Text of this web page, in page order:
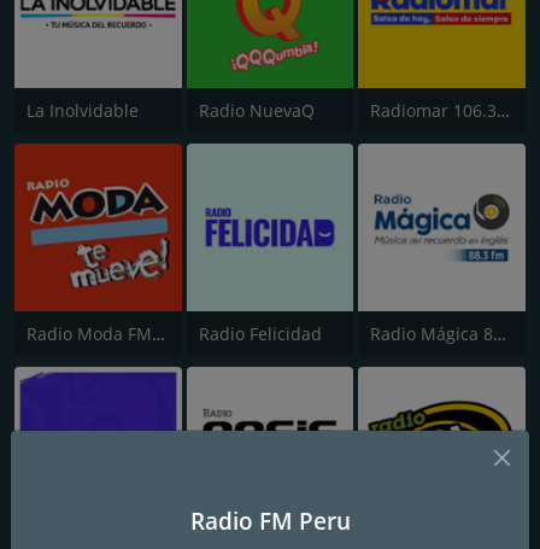
La Inolvidable Radio NuevaQ Radiomar 106.3 FM
Radio Moda FM 97.3 Radio Felicidad Radio Mágica 88.3 FM
Radio FM Peru